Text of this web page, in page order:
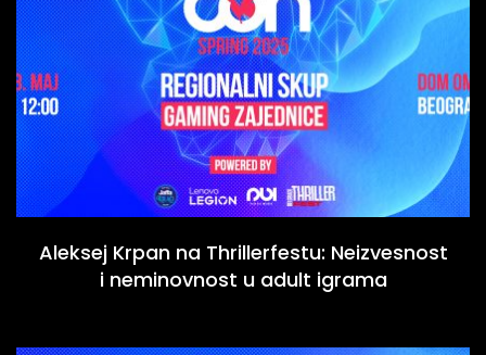
Aleksej Krpan na Thrillerfestu: Neizvesnost
i neminovnost u adult igrama